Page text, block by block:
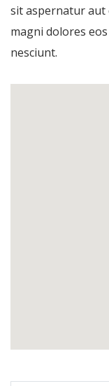
sit aspernatur aut
magni dolores
nesciunt.